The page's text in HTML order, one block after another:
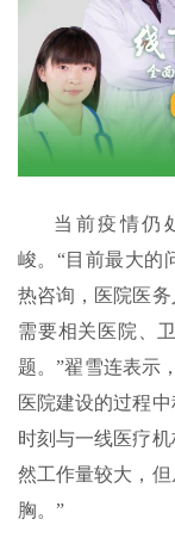
当前疫情仍
峻。“目前最大的
热咨询，医院医
需要相关医院、
题。”翟雪连表示
医院建设的过程
时刻与一线医疗
然工作量较大，
胸。”